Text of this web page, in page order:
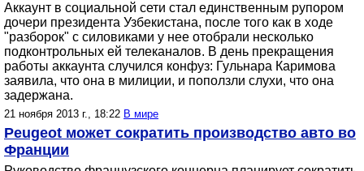
Аккаунт в социальной сети стал единственным рупором
дочери президента Узбекистана, после того как в ходе
"разборок" с силовиками у нее отобрали несколько
подконтрольных ей телеканалов. В день прекращения
работы аккаунта случился конфуз: Гульнара Каримова
заявила, что она в милиции, и поползли слухи, что она
задержана.
21 ноября 2013 г., 18:22 В мире
Peugeot может сократить производство авто во
Франции